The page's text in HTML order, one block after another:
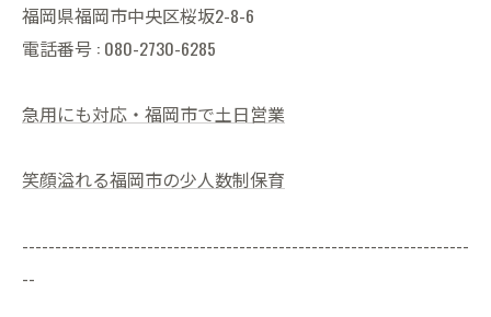
福岡県福岡市中央区桜坂2-8-6
電話番号 : 080-2730-6285
急用にも対応・福岡市で土日営業
笑顔溢れる福岡市の少人数制保育
--------------------------------------------------------------------
--